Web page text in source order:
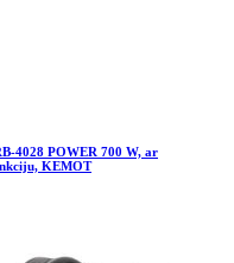
4028 POWER 700 W, ar
KEMOT